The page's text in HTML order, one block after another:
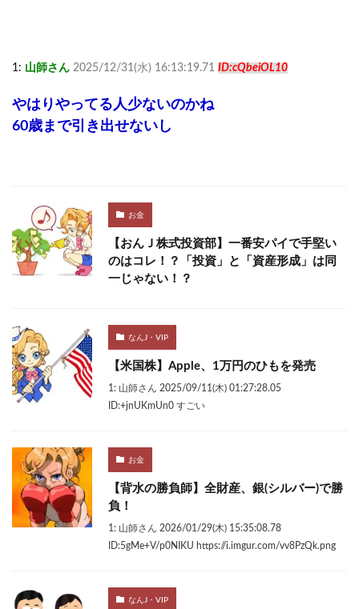
1: 山師さん 2025/12/31(水) 16:13:19.71 ID:cQbeiOL10
やはりやってる人少ないのかね
60歳まで引き出せないし
お金
【おんＪ株式投資部】一番安パイで手堅い
のはコレ！？「投資」と「資産形成」は同
一じゃない！？
なんJ・VIP
【米国株】Apple、1万円のひもを発売
1: 山師さん 2025/09/11(木) 01:27:28.05
ID:+jnUKmUn0 すごい
お金
【背水の勝負師】全財産、銀(シルバー)で勝
負！
1: 山師さん 2026/01/29(木) 15:35:08.78
ID:5gMe+V/p0NIKU https://i.imgur.com/vv8PzQk.png
なんJ・VIP